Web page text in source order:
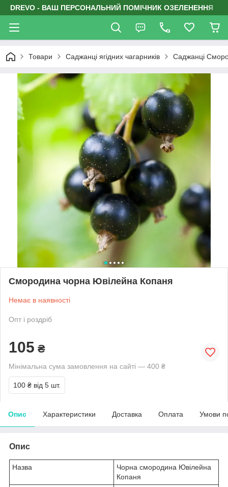
DREVO - ВАШ ПЕРСОНАЛЬНИЙ ПОМІЧНИК ОЗЕЛЕНЕННЯ
Товари Саджанці ягідних чагарників Саджанці
Смородина чорна Ювілейна Копаня
Немає в наявності
Опт і роздріб
105 ₴
Мінімальна сума замовлення на сайті — 400 ₴
100 ₴ від 5 шт.
Опис Характеристики Доставка Оплата Умови
Опис
Назва
Чорна смородина Ювілейна
Копаня